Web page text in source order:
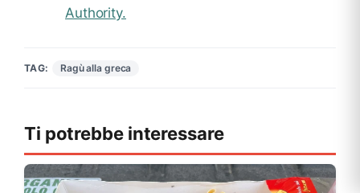
Authority.
TAG: Ragù alla greca
Ti potrebbe interessare